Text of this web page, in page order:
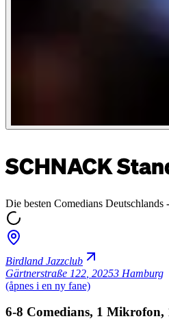
SCHNACK
Die besten Comedians
Birdland Jazzclub
Gärtnerstraße 122 20253 Hamburg
(åpnes i en ny fane)
6-8 Comedians, 1